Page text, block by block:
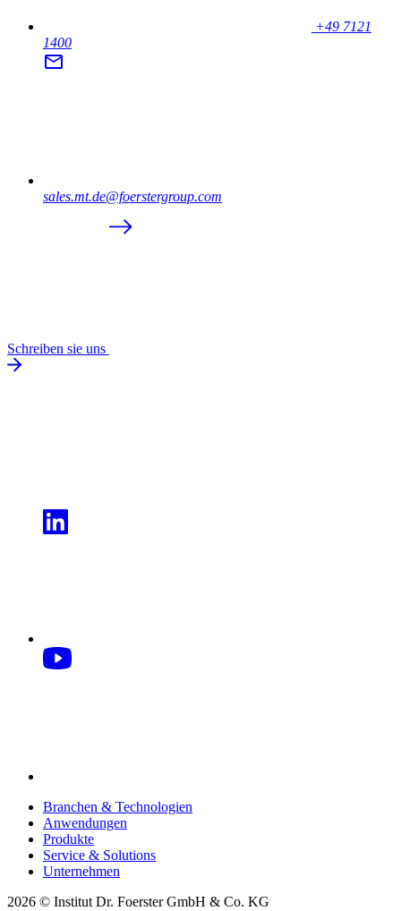
+49 7121
1400
sales.mt.de@foerstergroup.com
Schreiben sie uns
Branchen & Technologien
Anwendungen
Produkte
Service & Solutions
Unternehmen
2026 © Institut Dr. Foerster GmbH & Co. KG